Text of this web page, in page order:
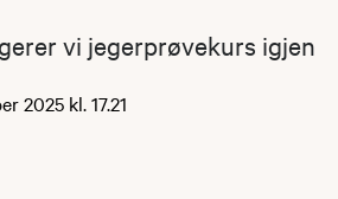
vi jegerprøvekurs igjen
2025 kl. 17.21